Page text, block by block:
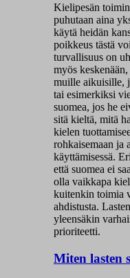
Kielipesän
puhutaan aina
käytä heidän
poikkeus tästä
turvallisuus on
myös
muille aikuisille,
tai esimerkiksi
suomea, jos he
sitä kieltä, mitä
kielen
rohkaisemaan ja
käyttämisessä.
että suomea ei
olla vaikkapa
kuitenkin toimia
ahdistusta.
yleensäkin
prioriteetti.
Miten lasten